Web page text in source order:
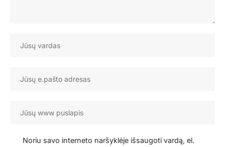
Noriu savo interneto naršyklėje išsaugoti vardą, el.